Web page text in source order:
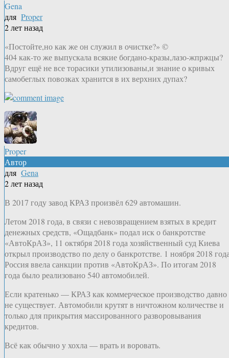
Gena
для Proper
2 лет назад
«Постойте,но как же он служил в очистке?» ©
404 как-то же выпускала всякие богдано-кразы,лазо-жпржцы?
Вдруг ещё не все торасики утилизованы,и знание о кривых
самобеглых повозках хранится в их верхних дупах?
Proper
Автор
для Gena
2 лет назад
В 2017 году завод КРАЗ произвёл 629 автомашин.
Летом 2018 года, в связи с невозвращением взятых в кредит
денежных средств, «Ощадбанк» подал иск о банкротстве
«АвтоКрАЗ», 11 октября 2018 года хозяйственный суд Киева
открыл производство по делу о банкротстве. 1 ноября 2018
Россия ввела санкции против «АвтоКрАЗ». По итогам 2018
года было реализовано 540 автомобилей.
Если кратенько — КРАЗ как коммерческое производство давно
не существует. Автомобили крутят в ничтожном количестве и
только для прикрытия массированного разворовывания
кредитов.
Всё как обычно у хохла — врать и воровать.